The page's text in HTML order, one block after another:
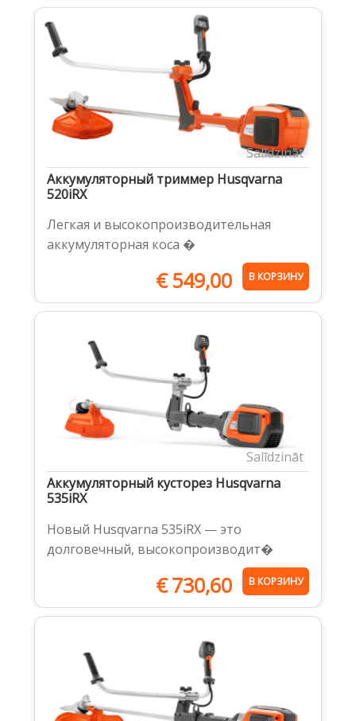
Salīdzināt
Аккумуляторный триммер Husqvarna
520iRX
Легкая и высокопроизводительная
аккумуляторная коса �
€549,00 В КОРЗИНУ
Salīdzināt
Aккумуляторный кусторез Husqvarna
535iRX
Новый Husqvarna 535iRX — это
долговечный, высокопроизводит�
€730,60 В КОРЗИНУ